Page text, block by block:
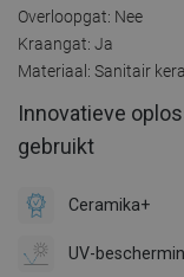
Overloopgat: Nee
Kraangat: Ja
Materiaal: Sanitair
Innovatieve
gebruikt
Ceramika+
UV-